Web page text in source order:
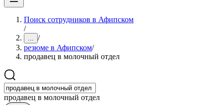
Поиск сотрудников в Афипском
/
... /
резюме в Афипском/
продавец в молочный отдел
продавец в молочный отдел